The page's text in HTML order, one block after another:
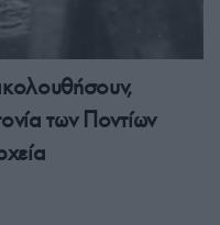
των Ποντίων